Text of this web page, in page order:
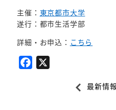
主催： 東京都市大学
遂行：都市生活学部
詳細・お申込： こちら
最新情